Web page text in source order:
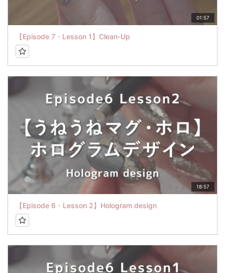
01:57
【Episode 7・Lesson 1】Clean-Up
18:57
【Episode 6・Lesson 2】Hologram design